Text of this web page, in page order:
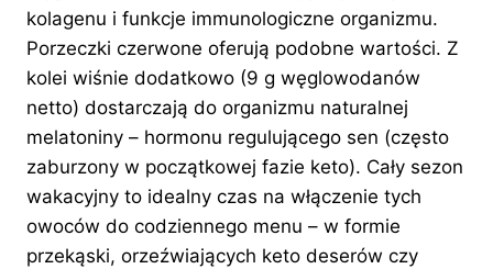
kolagenu i funkcje immunologiczne organizmu.
Porzeczki czerwone oferują podobne wartości. Z
kolei wiśnie dodatkowo (9 g węglowodanów
netto) dostarczają do organizmu naturalnej
melatoniny – hormonu regulującego sen (często
zaburzony w początkowej fazie keto). Cały sezon
wakacyjny to idealny czas na włączenie tych
owoców do codziennego menu – w formie
przekąski, orzeźwiających keto deserów czy